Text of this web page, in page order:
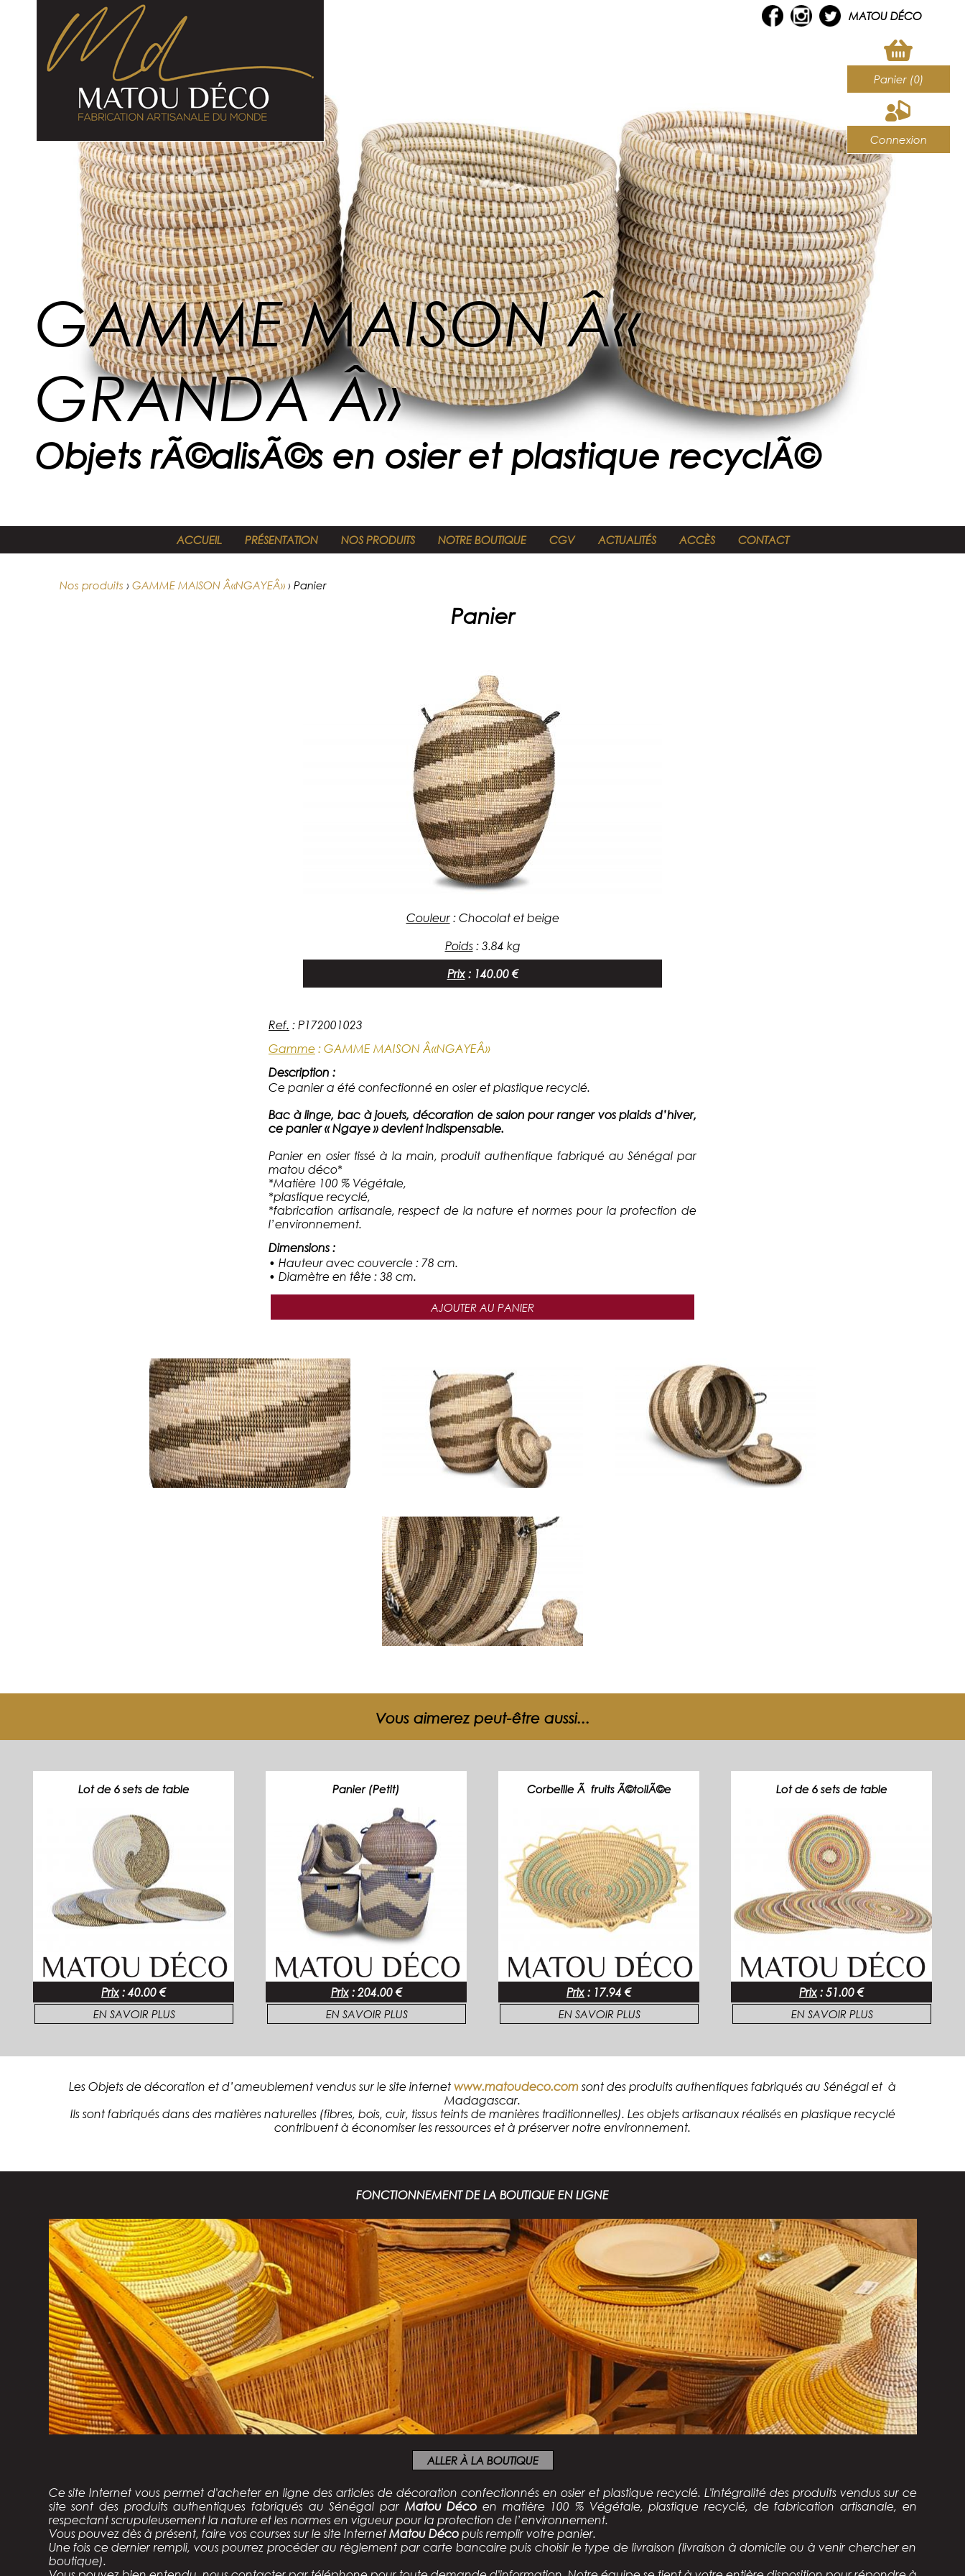
Panier (0)
Connexion
MATOU DÉCO
GAMME MAISON Â«
GRANDA Â»
Objets rÃ©alisÃ©s en osier et plastique recyclÃ©
ALLER À LA BOUTIQUE
ACCUEIL PRÉSENTATION NOS PRODUITS NOTRE BOUTIQUE CGV ACTUALITÉS ACCÈS CONTACT
Nos produits › GAMME MAISON Â«NGAYEÂ»› Panier
Panier
Couleur: Chocolat et beige
Poids: 3.84 kg
Prix : 140.00 €
Ref. : P172001023
Gamme : GAMME MAISON Â«NGAYEÂ»
Description :
Ce panier a été confectionné en osier et plastique recyclé.
Bac à linge, bac à jouets, décoration de salon pour ranger vos plaids d’hiver,
ce panier « Ngaye » devient indispensable.
Panier en osier tissé à la main, produit authentique fabriqué au Sénégal par
matou déco*
*Matière 100 % Végétale,
*plastique recyclé,
*fabrication artisanale, respect de la nature et normes pour la protection de
l’environnement.
Dimensions :
• Hauteur avec couvercle : 78 cm.
• Diamètre en tête : 38 cm.
AJOUTER AU PANIER
Vous aimerez peut-être aussi...
Lot de 6 sets de table
Prix : 40.00 €
EN SAVOIR PLUS
Panier (Petit)
Prix : 204.00 €
EN SAVOIR PLUS
Corbeille Ã fruits Ã©toilÃ©e
Prix : 17.94 €
EN SAVOIR PLUS
Lot de 6 sets de table
Prix : 51.00 €
EN SAVOIR PLUS
Les Objets de décoration et d’ameublement vendus sur le site internetwww.matoudeco.com sont des produits authentiques fabriqués au Sénégal et à
Madagascar.
Ils sont fabriqués dans des matières naturelles (fibres, bois, cuir, tissus teints de manières traditionnelles). Les objets artisanaux réalisés en plastique recyclé
contribuent à économiser les ressources et à préserver notre environnement.
FONCTIONNEMENT DE LA BOUTIQUE EN LIGNE
ALLER À LA BOUTIQUE
Ce site Internet vous permet d'acheter en ligne des articles de décoration confectionnés en osier et plastique recyclé. L'intégralité des produits vendus sur ce
site sont des produits authentiques fabriqués au Sénégal par Matou Déco en matière 100 % Végétale, plastique recyclé, de fabrication artisanale, en
respectant scrupuleusement la nature et les normes en vigueur pour la protection de l’environnement.
Vous pouvez dès à présent, faire vos courses sur le site Internet Matou Décopuis remplir votre panier.
Une fois ce dernier rempli, vous pourrez procéder au règlement par carte bancaire puis choisir le type de livraison (livraison à domicile ou à venir chercher en
boutique).